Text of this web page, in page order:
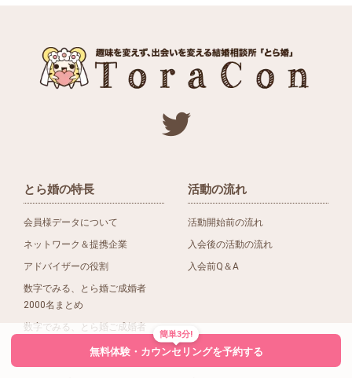
とら婚の特長
会員様データについて
ネットワーク＆提携企業
アドバイザーの役割
数字でみる、とら婚ご成婚者
2000名まとめ
数字でみる、とら婚ご成婚者
活動の流れ
活動開始前の流れ
入会後の活動の流れ
入会前Q＆A
簡単3分!
無料体験・カウンセリングを予約する